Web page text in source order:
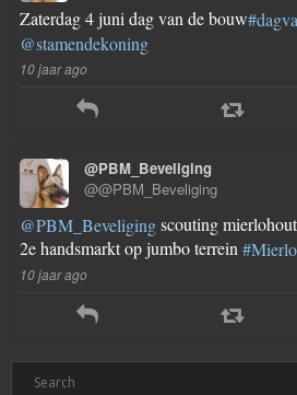
Zaterdag 4 juni dag van de bouw
@stamendekoning
10 jaar ago
@PBM_Beveliging
@@PBM_Beveliging
@PBM_Beveligingscouting
2e handsmarkt op jumbo terrein
10 jaar ago